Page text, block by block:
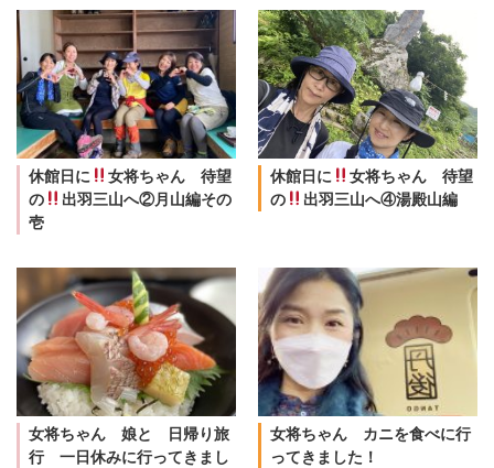
休館日に
女将ちゃん 待望
の
出羽三山へ②月山編その
壱
休館日に
女将ちゃん 待望
の
出羽三山へ④湯殿山編
女将ちゃん 娘と 日帰り旅
行 一日休みに行ってきまし
女将ちゃん カニを食べに行
ってきました！